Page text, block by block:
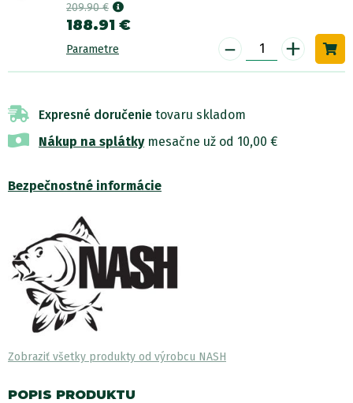
209.90 €
188.91 €
Parametre - +
Expresné doručenie tovaru skladom
Nákup na splátkymesačne už od 10,00 €
Bezpečnostné informácie
Zobraziť všetky produkty od výrobcu NASH
POPIS PRODUKTU